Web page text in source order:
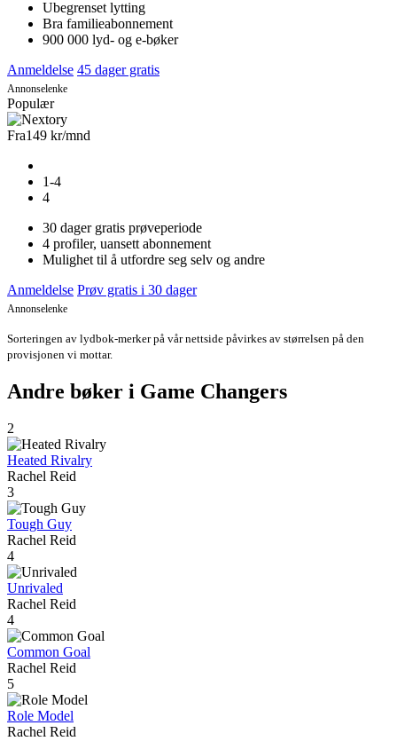
Ubegrenset lytting
Bra familieabonnement
900 000 lyd- og e-bøker
Anmeldelse 45 dager gratis
Annonselenke
Populær
Fra149 kr/mnd
1-4
4
30 dager gratis prøveperiode
4 profiler, uansett abonnement
Mulighet til å utfordre seg selv og andre
Anmeldelse Prøv gratis i 30 dager
Annonselenke
Sorteringen av lydbok-merker på vår nettside påvirkes av størrelsen på den
provisjonen vi mottar.
Andre bøker i Game Changers
2
Heated Rivalry
Rachel Reid
3
Tough Guy
Rachel Reid
4
Unrivaled
Rachel Reid
4
Common Goal
Rachel Reid
5
Role Model
Rachel Reid